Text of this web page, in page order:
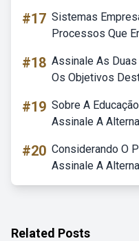
#17 Sistemas
Processos Que
#18 Assinale As
Os Objetivos
#19 Sobre A
Assinale A
#20 Considerando O
Assinale A
Related Posts